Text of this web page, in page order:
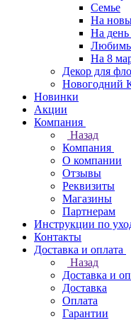
Семье
На
На
На 8
Декор для
Новогодний
Новинки
Акции
Компания
Назад
Компания
О компании
Отзывы
Реквизиты
Магазины
Партнерам
Инструкции по
Контакты
Доставка и оплата
Назад
Доставка и
Доставка
Оплата
Гарантии